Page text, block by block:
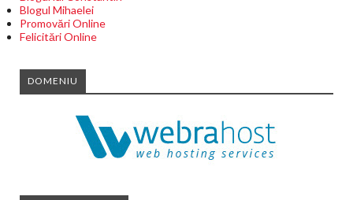
Blogul Mihaelei
Promovări Online
Felicitări Online
DOMENIU